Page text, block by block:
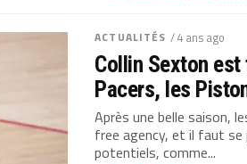
ACTUALITÉS / 4 ans ago
Collin Sexton
Pacers, les
Après une belle saison,
free agency, et il faut se
potentiels, comme...